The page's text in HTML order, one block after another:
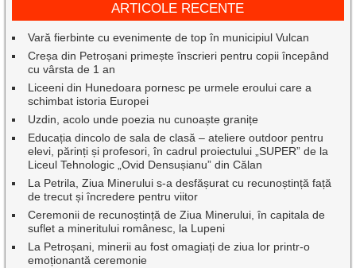
ARTICOLE RECENTE
Vară fierbinte cu evenimente de top în municipiul Vulcan
Creșa din Petroșani primește înscrieri pentru copii începând
cu vârsta de 1 an
Liceeni din Hunedoara pornesc pe urmele eroului care a
schimbat istoria Europei
Uzdin, acolo unde poezia nu cunoaște granițe
Educația dincolo de sala de clasă – ateliere outdoor pentru
elevi, părinți și profesori, în cadrul proiectului „SUPER” de la
Liceul Tehnologic „Ovid Densușianu” din Călan
La Petrila, Ziua Minerului s-a desfășurat cu recunoștință față
de trecut și încredere pentru viitor
Ceremonii de recunoștință de Ziua Minerului, în capitala de
suflet a mineritului românesc, la Lupeni
La Petroșani, minerii au fost omagiați de ziua lor printr-o
emoționantă ceremonie